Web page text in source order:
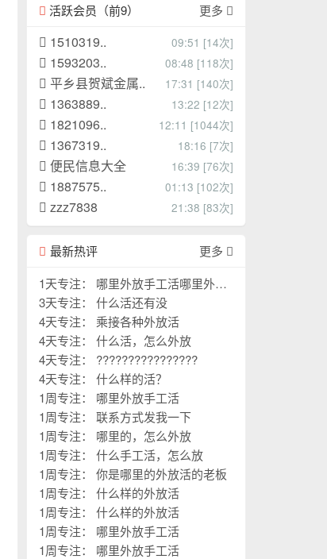
活跃会员（前9） 更多
1510319.. 09:51 [14次]
1593203.. 08:48 [118次]
平乡县贺斌金属.. 17:31 [140次]
1363889.. 13:22 [12次]
1821096.. 12:11 [1044次]
1367319.. 18:16 [7次]
便民信息大全 16:39 [76次]
1887575.. 01:13 [102次]
zzz7838 21:38 [83次]
最新热评
更多
1天专注： 哪里外放手工活哪里外放
手工活
3天专注： 什么活还有没
4天专注： 乘接各种外放活
4天专注： 什么活，怎么外放
4天专注： ????????????????
4天专注： 什么样的活？
1周专注： 哪里外放手工活
1周专注： 联系方式发我一下
1周专注： 哪里的，怎么外放
1周专注： 什么手工活，怎么放
1周专注： 你是哪里的外放活的老板
1周专注： 什么样的外放活
1周专注： 什么样的外放活
1周专注： 哪里外放手工活
1周专注： 哪里外放手工活